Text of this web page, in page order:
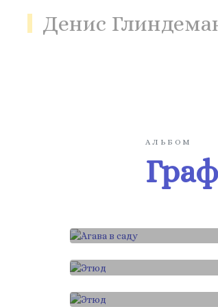
Денис
АЛЬБОМ
Графика
Этюд
Графика
Этюд
Графика